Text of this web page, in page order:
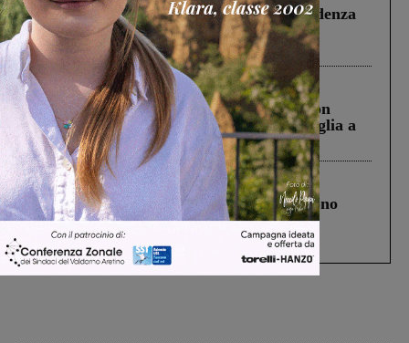
Piscina di Figline finanziata oltre la scadenza
Pnrr, il gruppo di Fratelli d’Italia: “Un
ringraziamento al Governo”
Cronaca 3 Agosto 2026
Scomparso da una struttura di Castiglion
Fiorentino l’uomo che aveva ucciso la figlia a
Levane nel 2020
Cronaca 4 Agosto 2026
Un anno fa la strage in A1 in cui morirono
Gianni, Giulia e Franco. Lo schianto, il
processo, lo stop ai sorpassi fra tir....